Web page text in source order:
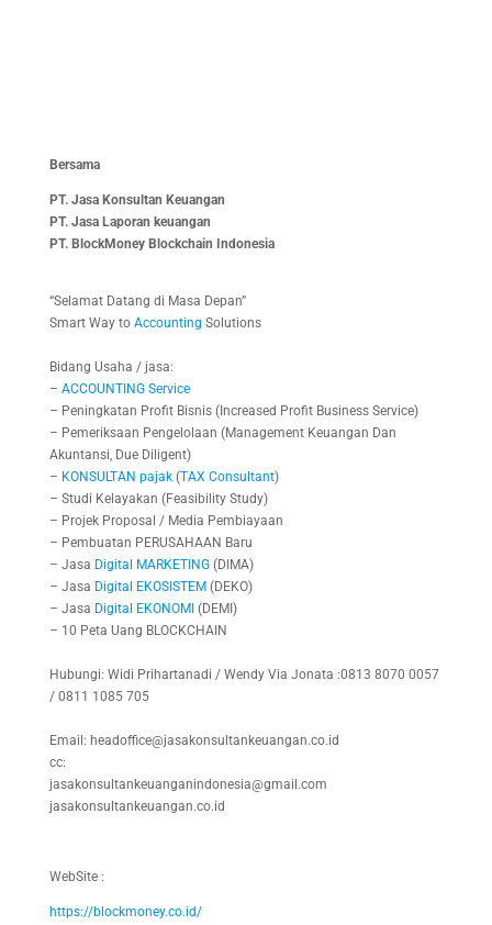
Bersama
PT. Jasa Konsultan Keuangan
PT. Jasa Laporan keuangan
PT. BlockMoney Blockchain Indonesia
“Selamat Datang di Masa Depan”
Smart Way to Accounting Solutions
Bidang Usaha / jasa:
– ACCOUNTING Service
– Peningkatan Profit Bisnis (Increased Profit Business Service)
– Pemeriksaan Pengelolaan (Management Keuangan Dan
Akuntansi, Due Diligent)
– KONSULTAN pajak(TAX Consultant)
– Studi Kelayakan (Feasibility Study)
– Projek Proposal / Media Pembiayaan
– Pembuatan PERUSAHAAN Baru
– Jasa Digital MARKETING(DIMA)
– Jasa Digital EKOSISTEM (DEKO)
– Jasa Digital EKONOMI (DEMI)
– 10 Peta Uang BLOCKCHAIN
Hubungi: Widi Prihartanadi / Wendy Via Jonata :0813 8070 0057
/ 0811 1085 705
Email: headoffice@jasakonsultankeuangan.co.id
cc:
jasakonsultankeuanganindonesia@gmail.com
jasakonsultankeuangan.co.id
WebSite :
https://blockmoney.co.id/